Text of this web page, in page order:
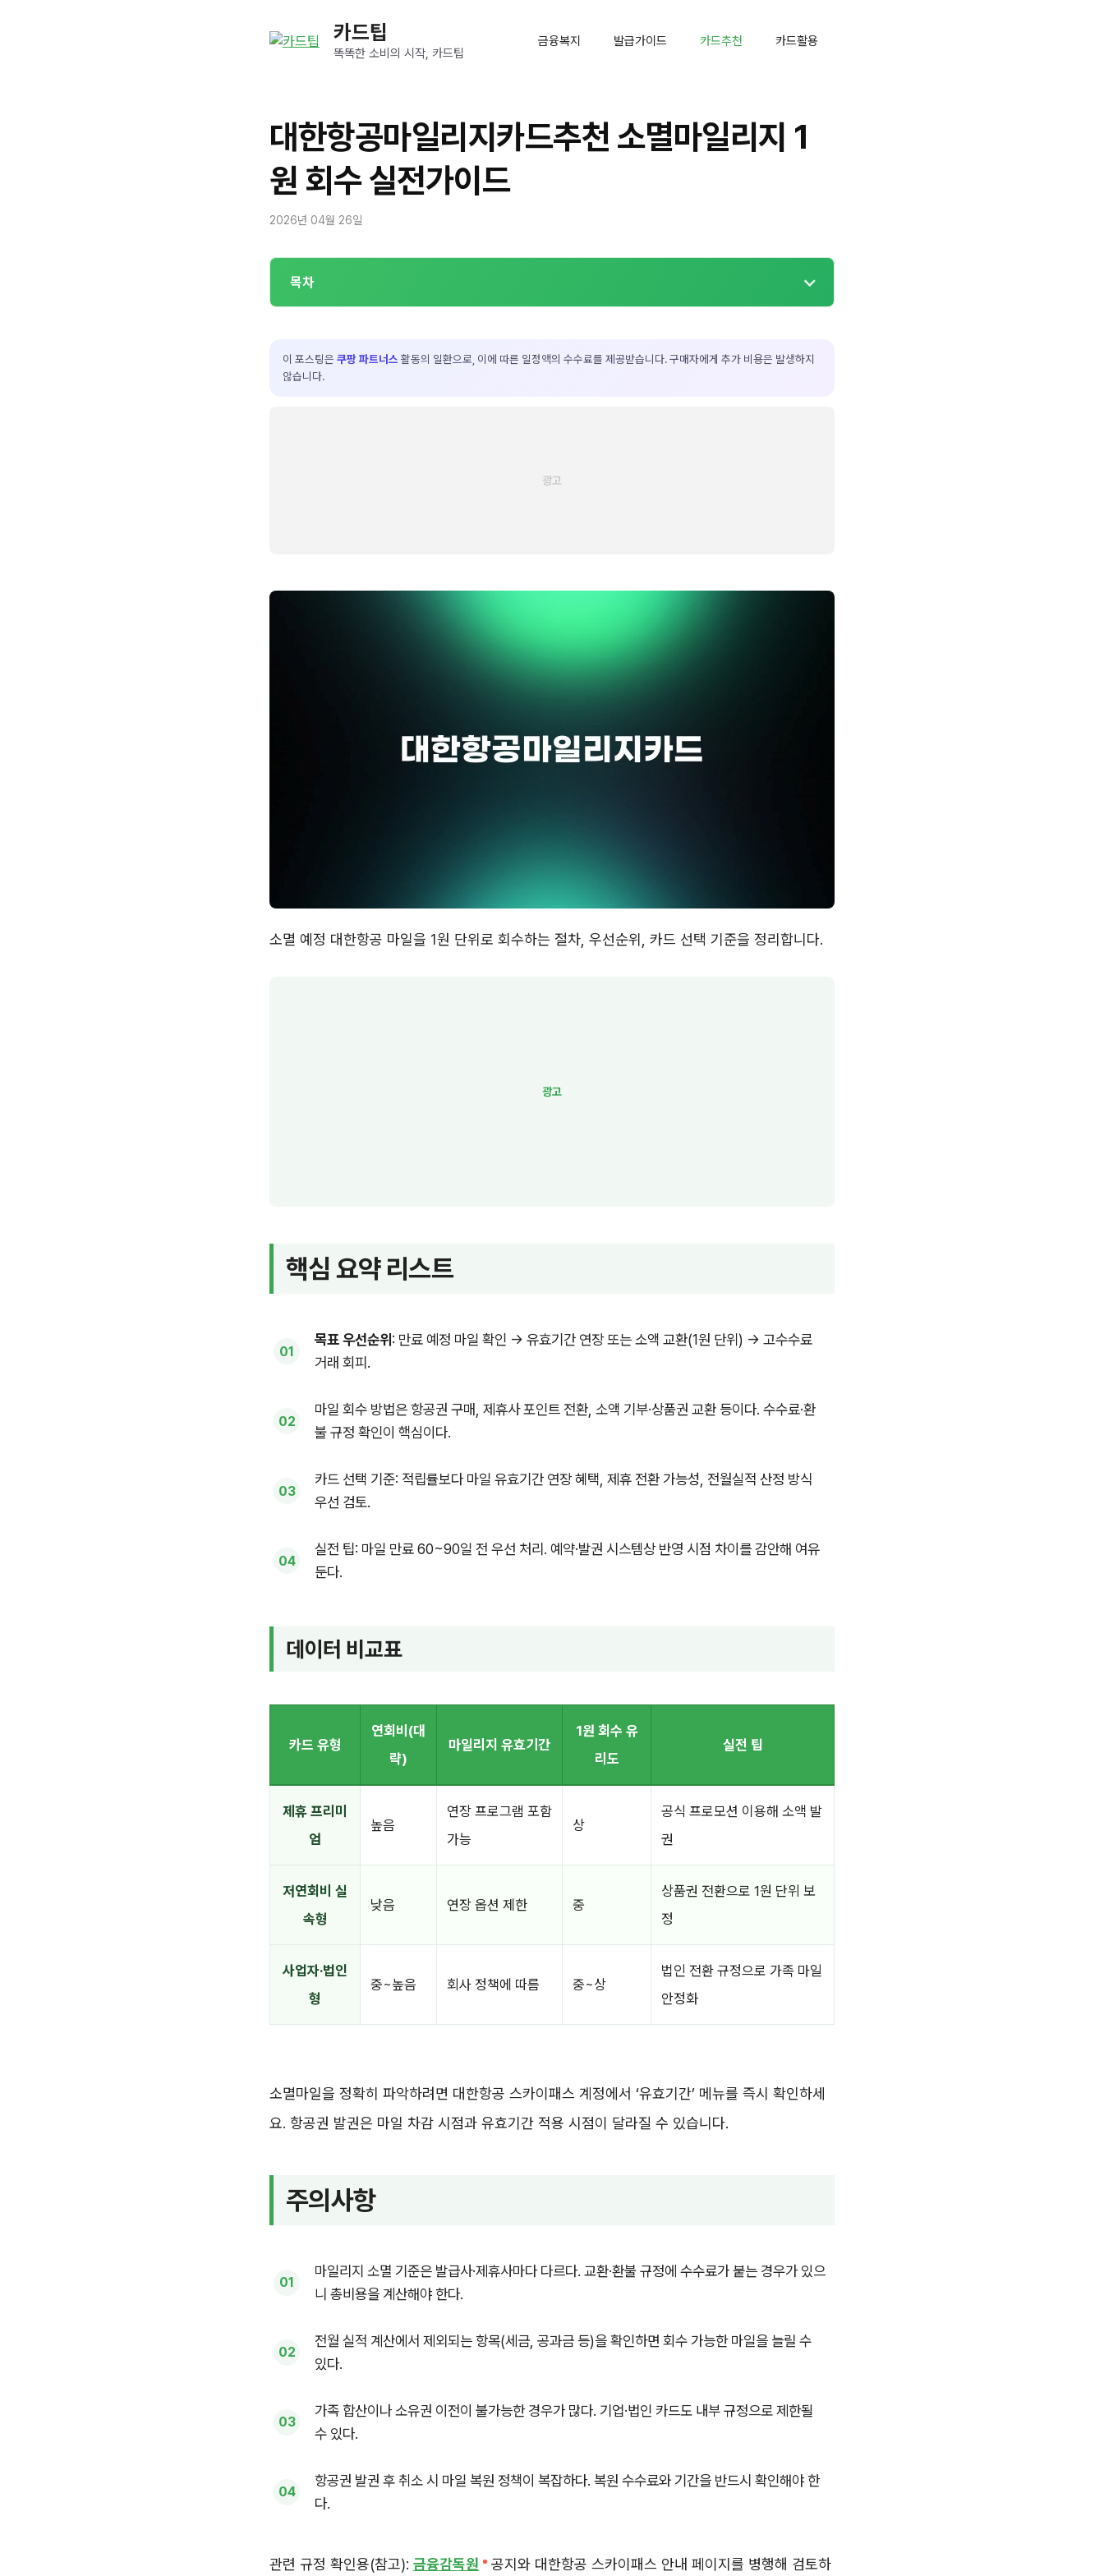
카드팁
똑똑한 소비의 시작, 카드팁
금융복지 발급가이드 카드추천 카드활용
대한항공마일리지카드추천 소멸마일리지 1
원 회수 실전가이드
2026년 04월 26일
목차
이 포스팅은 쿠팡 파트너스 활동의 일환으로, 이에 따른 일정액의 수수료를 제공받습니다. 구매자에게 추가 비용은 발생하지
않습니다.
소멸 예정 대한항공 마일을 1원 단위로 회수하는 절차, 우선순위, 카드 선택 기준을 정리합니다.
핵심 요약 리스트
목표 우선순위 : 만료 예정 마일 확인 → 유효기간 연장 또는 소액 교환(1원 단위) → 고수수료
거래 회피.
마일 회수 방법은 항공권 구매, 제휴사 포인트 전환, 소액 기부·상품권 교환 등이다. 수수료·환
불 규정 확인이 핵심이다.
카드 선택 기준: 적립률보다 마일 유효기간 연장 혜택, 제휴 전환 가능성, 전월실적 산정 방식
우선 검토.
실전 팁: 마일 만료 60~90일 전 우선 처리. 예약·발권 시스템상 반영 시점 차이를 감안해 여유
둔다.
데이터 비교표
카드 유형
연회비(대
략)
마일리지 유효기간
1원 회수 유
리도
실전 팁
제휴 프리미
엄
높음
연장 프로그램 포함
가능
상
공식 프로모션 이용해 소액 발
권
저연회비 실
속형
낮음 연장 옵션 제한 중
상품권 전환으로 1원 단위 보
정
사업자·법인
형
중~높음 회사 정책에 따름 중~상
법인 전환 규정으로 가족 마일
안정화
소멸마일을 정확히 파악하려면 대한항공 스카이패스 계정에서 ‘유효기간’ 메뉴를 즉시 확인하세
요. 항공권 발권은 마일 차감 시점과 유효기간 적용 시점이 달라질 수 있습니다.
주의사항
마일리지 소멸 기준은 발급사·제휴사마다 다르다. 교환·환불 규정에 수수료가 붙는 경우가 있으
니 총비용을 계산해야 한다.
전월 실적 계산에서 제외되는 항목(세금, 공과금 등)을 확인하면 회수 가능한 마일을 늘릴 수
있다.
가족 합산이나 소유권 이전이 불가능한 경우가 많다. 기업·법인 카드도 내부 규정으로 제한될
수 있다.
항공권 발권 후 취소 시 마일 복원 정책이 복잡하다. 복원 수수료와 기간을 반드시 확인해야 한
다.
관련 규정 확인용(참고): 금융감독원
공지와 대한항공 스카이패스 안내 페이지를 병행해 검토하